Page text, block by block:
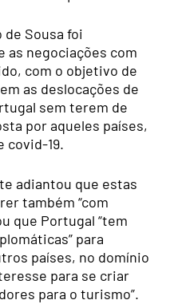
de Sousa foi
as negociações com
com o objetivo de
as deslocações de
sem terem de
por aqueles países,
covid-19.
adiantou que estas
também “com
que Portugal “tem
para
países, no domínio
para se criar
para o turismo”.